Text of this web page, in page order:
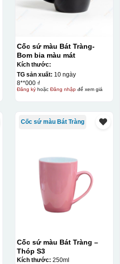
Cốc sứ màu Bát Tràng-
Bom bia màu mát
Kích thước:
TG sản xuất: 10 ngày
8**000 ₫
Đăng kýhoặc Đăng nhậpđể xem giá
Cốc sứ màu Bát Tràng
Cốc sứ màu Bát Tràng –
Thóp S3
Kích thước: 250ml